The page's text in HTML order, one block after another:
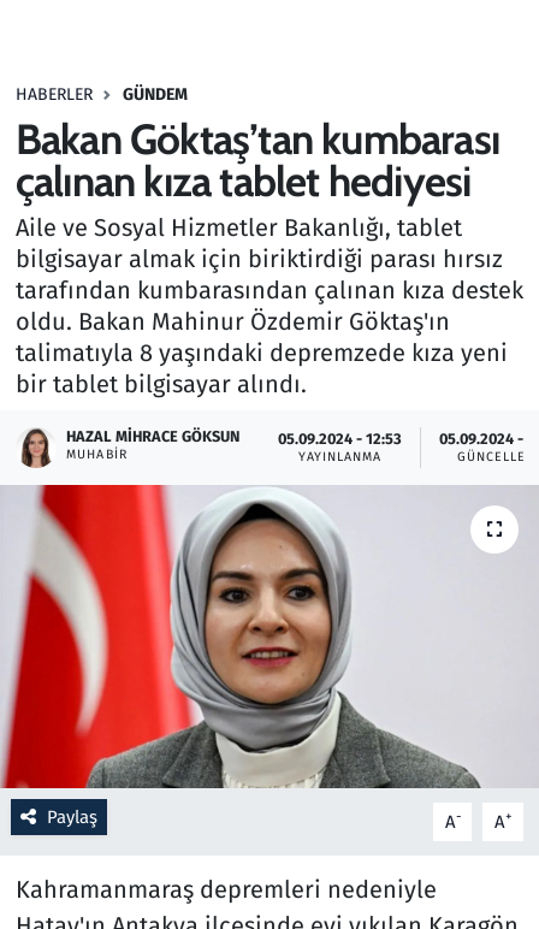
HABERLER GÜNDEM
Bakan Göktaş’tan kumbarası
çalınan kıza tablet hediyesi
Aile ve Sosyal Hizmetler Bakanlığı, tablet
bilgisayar almak için biriktirdiği parası hırsız
tarafından kumbarasından çalınan kıza destek
oldu. Bakan Mahinur Özdemir Göktaş'ın
talimatıyla 8 yaşındaki depremzede kıza yeni
bir tablet bilgisayar alındı.
HAZAL MIHRACE GÖKSUN
MUHABIR
05.09.2024 - 12:53
YAYINLANMA
05.09.2024 -
Paylaş A- A+
Kahramanmaraş depremleri nedeniyle
Haber
Kültür Sanat
Kurumsal Haberler
Lezzet Durağı
Memur ve Kamu
Ramazan
Resmi İlanlar
Rüya Tabirleri
Sağlık
Savunma Sanayi
Seçim 2023
Spor